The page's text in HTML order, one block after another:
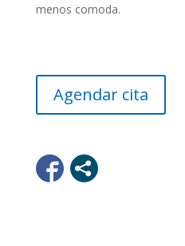
menos comoda.
Agendar cita